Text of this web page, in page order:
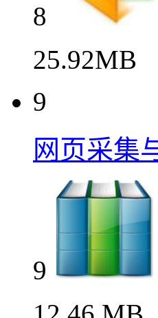
8
25.92MB
9
网页采集
9